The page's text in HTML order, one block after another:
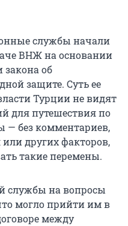
службы начали
ВНЖ на основании
закона об
защите. Суть ее
Турции не видят
для путешествия по
— без комментариев,
других факторов,
такие перемены.
службы на вопросы
могло прийти им в
между